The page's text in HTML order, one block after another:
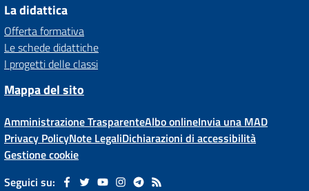
La didattica
Offerta formativa
Le schede didattiche
I progetti delle classi
Mappa del sito
Amministrazione TrasparenteAlbo onlineInvia una MAD
Privacy PolicyNote LegaliDichiarazioni di accessibilità
Gestione cookie
Seguici su: